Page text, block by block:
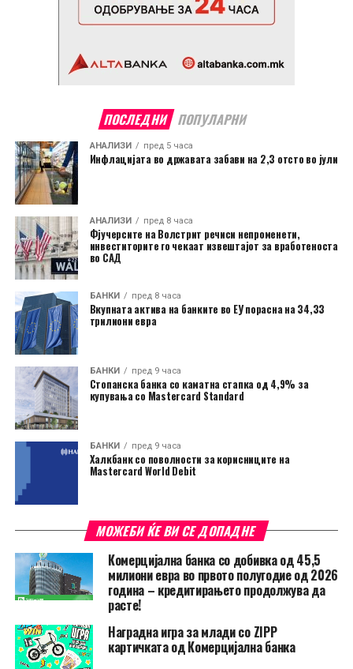
ПОСЛЕДНИ ПОПУЛАРНИ
АНАЛИЗИ пред 5 часа
Инфлацијата во државата забави на 2,3 отсто во јули
АНАЛИЗИ пред 8 часа
Фјучерсите на Волстрит речиси непроменети,
инвеститорите го чекаат извештајот за вработеноста
во САД
БАНКИ пред 8 часа
Вкупната актива на банките во ЕУ порасна на 34,33
трилиони евра
БАНКИ пред 9 часа
Стопанска банка со каматна стапка од 4,9% за
купувања со Mastercard Standard
БАНКИ пред 9 часа
Халкбанк со поволности за корисниците на
Mastercard World Debit
МОЖЕБИ ЌЕ ВИ СЕ ДОПАДНЕ
Комерцијална банка со добивка од 45,5
милиони евра во првото полугодие од 2026
година – кредитирањето продолжува да
расте!
Наградна игра за млади со ZIPP
картичката од Комерцијална банка